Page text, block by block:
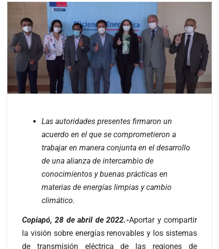
Las autoridades presentes firmaron un
acuerdo en el que se comprometieron a
trabajar en manera conjunta en el desarrollo
de una alianza de intercambio de
conocimientos y buenas prácticas en
materias de energías limpias y cambio
climático.
Copiapó, 28 de abril de 2022.-Aportar y compartir
la visión sobre energías renovables y los sistemas
de transmisión eléctrica de las regiones de